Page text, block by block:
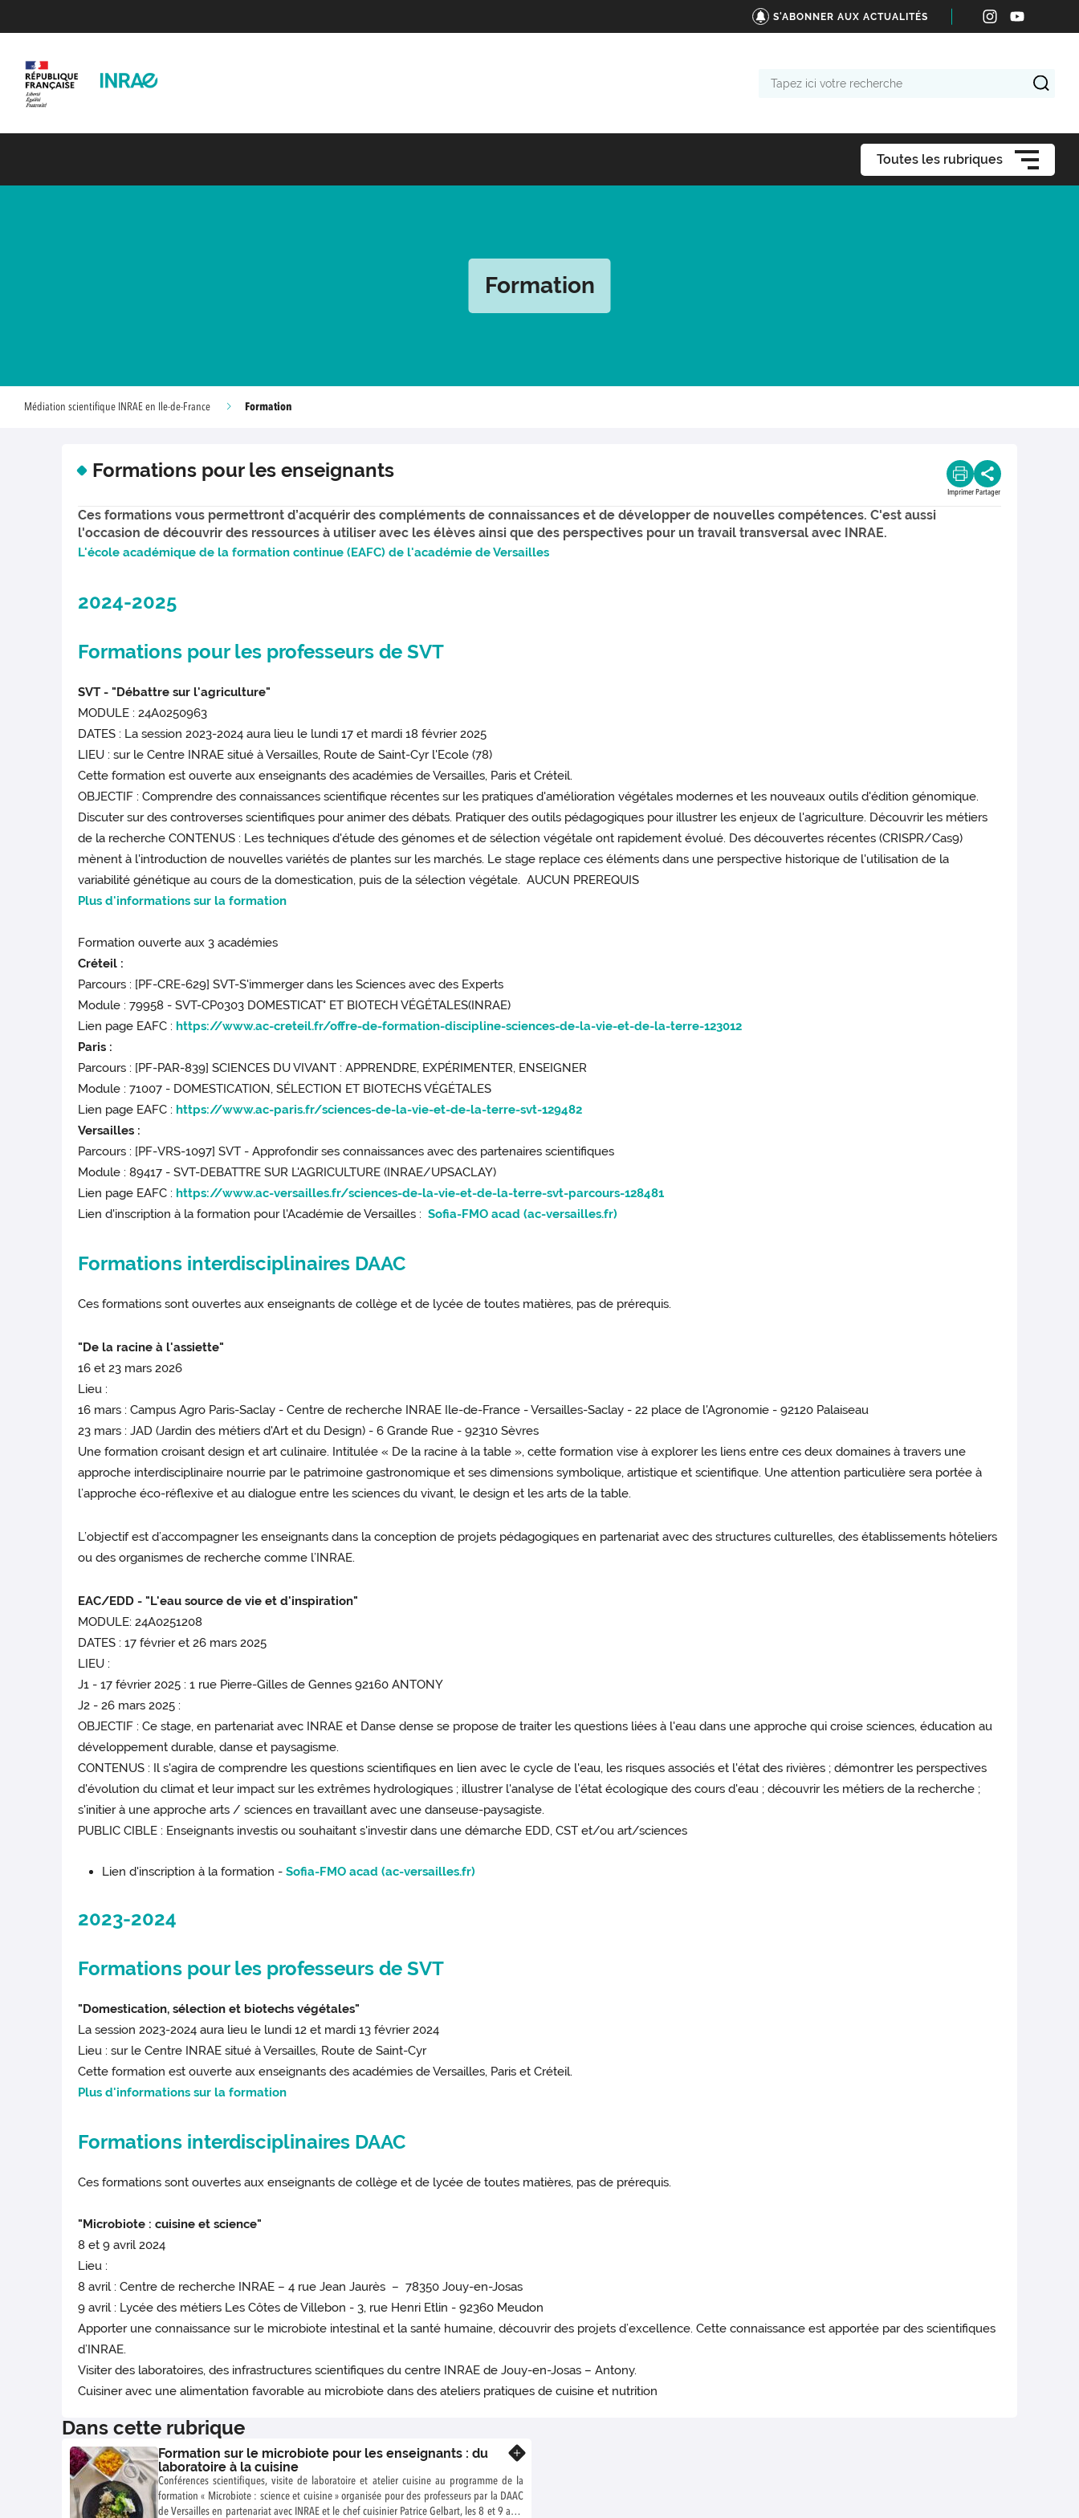
S'ABONNER AUX ACTUALITÉS
Toutes les rubriques
Formation
Médiation scientifique INRAE en Ile-de-France Formation
Formations pour les enseignants
Imprimer Partager
Ces formations vous permettront d’acquérir des compléments de connaissances et de développer de nouvelles compétences. C'est aussi
l'occasion de découvrir des ressources à utiliser avec les élèves ainsi que des perspectives pour un travail transversal avec INRAE.
L'école académique de la formation continue (EAFC) de l'académie de Versailles
2024-2025
Formations pour les professeurs de SVT
SVT - "Débattre sur l'agriculture"
MODULE : 24A0250963
DATES : La session 2023-2024 aura lieu le lundi 17 et mardi 18 février 2025
LIEU : sur le Centre INRAE situé à Versailles, Route de Saint-Cyr l'Ecole (78)
Cette formation est ouverte aux enseignants des académies de Versailles, Paris et Créteil.
OBJECTIF : Comprendre des connaissances scientifique récentes sur les pratiques d'amélioration végétales modernes et les nouveaux outils d'édition génomique.
Discuter sur des controverses scientifiques pour animer des débats. Pratiquer des outils pédagogiques pour illustrer les enjeux de l'agriculture. Découvrir les métiers
de la recherche CONTENUS : Les techniques d'étude des génomes et de sélection végétale ont rapidement évolué. Des découvertes récentes (CRISPR/Cas9)
mènent à l'introduction de nouvelles variétés de plantes sur les marchés. Le stage replace ces éléments dans une perspective historique de l'utilisation de la
variabilité génétique au cours de la domestication, puis de la sélection végétale. AUCUN PREREQUIS
Plus d'informations sur la formation
Formation ouverte aux 3 académies
Créteil :
Parcours : [PF-CRE-629] SVT-S'immerger dans les Sciences avec des Experts
Module : 79958 - SVT-CP0303 DOMESTICAT° ET BIOTECH VÉGÉTALES(INRAE)
Lien page EAFC : https://www.ac-creteil.fr/offre-de-formation-discipline-sciences-de-la-vie-et-de-la-terre-123012
Paris :
Parcours : [PF-PAR-839] SCIENCES DU VIVANT : APPRENDRE, EXPÉRIMENTER, ENSEIGNER
Module : 71007 - DOMESTICATION, SÉLECTION ET BIOTECHS VÉGÉTALES
Lien page EAFC : https://www.ac-paris.fr/sciences-de-la-vie-et-de-la-terre-svt-129482
Versailles :
Parcours : [PF-VRS-1097] SVT - Approfondir ses connaissances avec des partenaires scientifiques
Module : 89417 - SVT-DEBATTRE SUR L'AGRICULTURE (INRAE/UPSACLAY)
Lien page EAFC : https://www.ac-versailles.fr/sciences-de-la-vie-et-de-la-terre-svt-parcours-128481
Lien d'inscription à la formation pour l'Académie de Versailles :Sofia-FMO acad (ac-versailles.fr)
Formations interdisciplinaires DAAC
Ces formations sont ouvertes aux enseignants de collège et de lycée de toutes matières, pas de prérequis.
"De la racine à l'assiette"
16 et 23 mars 2026
Lieu :
16 mars : Campus Agro Paris-Saclay - Centre de recherche INRAE Ile-de-France - Versailles-Saclay - 22 place de l'Agronomie - 92120 Palaiseau
23 mars : JAD (Jardin des métiers d'Art et du Design) - 6 Grande Rue - 92310 Sèvres
Une formation croisant design et art culinaire. Intitulée « De la racine à la table », cette formation vise à explorer les liens entre ces deux domaines à travers une
approche interdisciplinaire nourrie par le patrimoine gastronomique et ses dimensions symbolique, artistique et scientifique. Une attention particulière sera portée à
l’approche éco-réflexive et au dialogue entre les sciences du vivant, le design et les arts de la table.
L’objectif est d’accompagner les enseignants dans la conception de projets pédagogiques en partenariat avec des structures culturelles, des établissements hôteliers
ou des organismes de recherche comme l’INRAE.
EAC/EDD - "L'eau source de vie et d'inspiration"
MODULE: 24A0251208
DATES : 17 février et 26 mars 2025
LIEU :
J1 - 17 février 2025 : 1 rue Pierre-Gilles de Gennes 92160 ANTONY
J2 - 26 mars 2025 :
OBJECTIF : Ce stage, en partenariat avec INRAE et Danse dense se propose de traiter les questions liées à l'eau dans une approche qui croise sciences, éducation au
développement durable, danse et paysagisme.
CONTENUS : Il s'agira de comprendre les questions scientifiques en lien avec le cycle de l'eau, les risques associés et l'état des rivières ; démontrer les perspectives
d'évolution du climat et leur impact sur les extrêmes hydrologiques ; illustrer l'analyse de l'état écologique des cours d'eau ; découvrir les métiers de la recherche ;
s'initier à une approche arts / sciences en travaillant avec une danseuse-paysagiste.
PUBLIC CIBLE : Enseignants investis ou souhaitant s'investir dans une démarche EDD, CST et/ou art/sciences
Lien d'inscription à la formation -Sofia-FMO acad (ac-versailles.fr)
2023-2024
Formations pour les professeurs de SVT
"Domestication, sélection et biotechs végétales"
La session 2023-2024 aura lieu le lundi 12 et mardi 13 février 2024
Lieu : sur le Centre INRAE situé à Versailles, Route de Saint-Cyr
Cette formation est ouverte aux enseignants des académies de Versailles, Paris et Créteil.
Plus d'informations sur la formation
Formations interdisciplinaires DAAC
Ces formations sont ouvertes aux enseignants de collège et de lycée de toutes matières, pas de prérequis.
"Microbiote : cuisine et science"
8 et 9 avril 2024
Lieu :
8 avril : Centre de recherche INRAE – 4 rue Jean Jaurès – 78350 Jouy-en-Josas
9 avril : Lycée des métiers Les Côtes de Villebon - 3, rue Henri Etlin - 92360 Meudon
Apporter une connaissance sur le microbiote intestinal et la santé humaine, découvrir des projets d’excellence. Cette connaissance est apportée par des scientifiques
d’INRAE.
Visiter des laboratoires, des infrastructures scientifiques du centre INRAE de Jouy-en-Josas – Antony.
Cuisiner avec une alimentation favorable au microbiote dans des ateliers pratiques de cuisine et nutrition
Dans cette rubrique
Formation sur le microbiote pour les enseignants : du
laboratoire à la cuisine
Conférences scientifiques, visite de laboratoire et atelier cuisine au programme de la
formation « Microbiote : science et cuisine » organisée pour des professeurs par la DAAC
de Versailles en partenariat avec INRAE et le chef cuisinier Patrice Gelbart, les 8 et 9 avril